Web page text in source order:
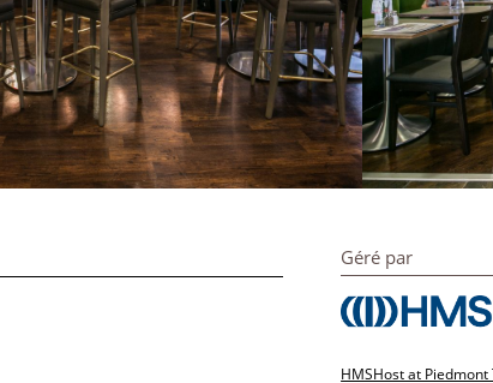
Géré par
HMSHost at